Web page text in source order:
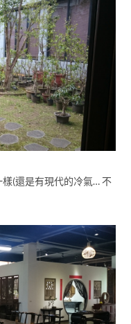
(還是有現代的冷氣… 不